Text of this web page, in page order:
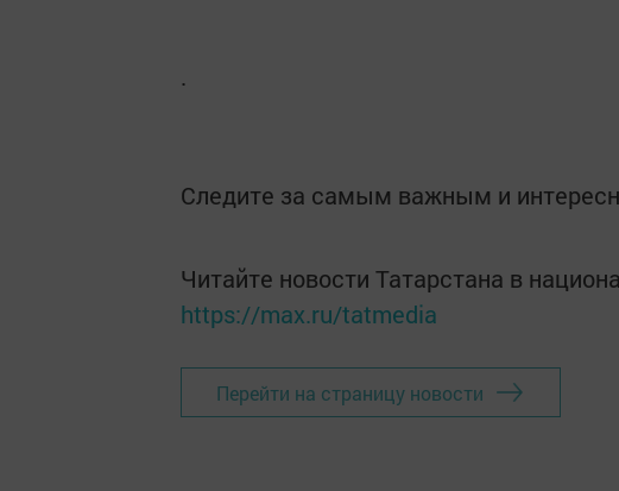
.
Следите за самым важным и
Читайте новости Татарстана в
https://max.ru/tatmedia
Перейти на страницу новости